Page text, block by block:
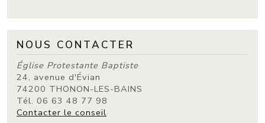
NOUS CONTACTER
Église Protestante Baptiste
24, avenue d'Évian
74200 THONON-LES-BAINS
Tél. 06 63 48 77 98
Contacter le conseil